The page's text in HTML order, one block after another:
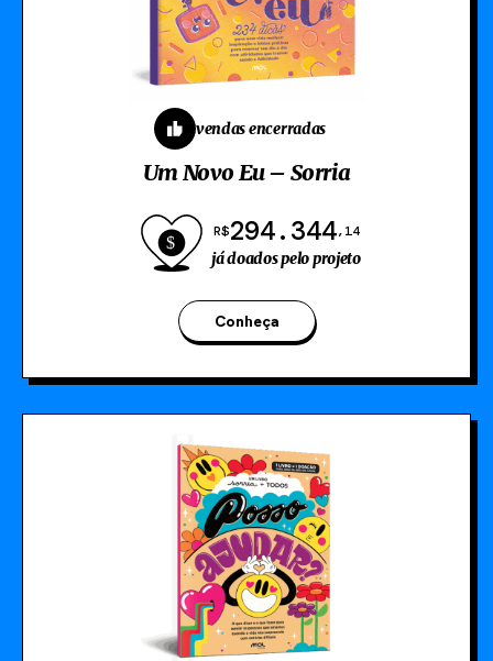
vendas encerradas
Um Novo Eu – Sorria
R$294.344,14
já doados pelo projeto
Conheça